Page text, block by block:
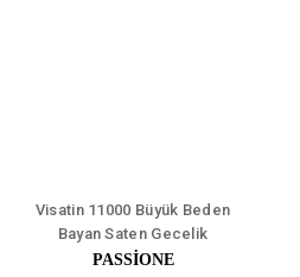
Visatin 11000 Büyük Beden
Bayan Saten Gecelik
PASSİONE